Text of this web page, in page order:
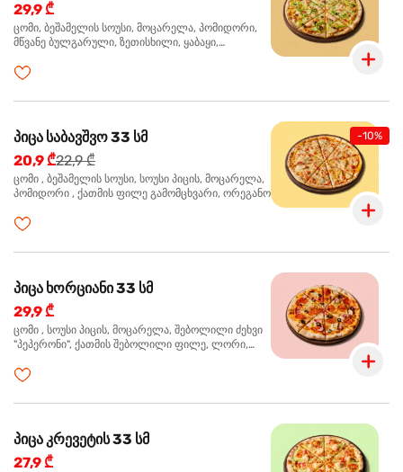
29,9 ₾
ცომი, ბეშამელის სოუსი, მოცარელა, პომიდორი,
მწვანე ბულგარული, ზეთისხილი, ყაბაყი,
ორეგანო
-10%
პიცა საბავშვო 33 სმ
20,9 ₾22,9 ₾
ცომი , ბეშამელის სოუსი, სოუსი პიცის, მოცარელა,
პომიდორი , ქათმის ფილე გამომცხვარი, ორეგანო
პიცა ხორციანი 33 სმ
29,9 ₾
ცომი , სოუსი პიცის, მოცარელა, შებოლილი ძეხვი
"პეპერონი", ქათმის შებოლილი ფილე, ლორი,
პიცა კრევეტის 33 სმ
27,9 ₾